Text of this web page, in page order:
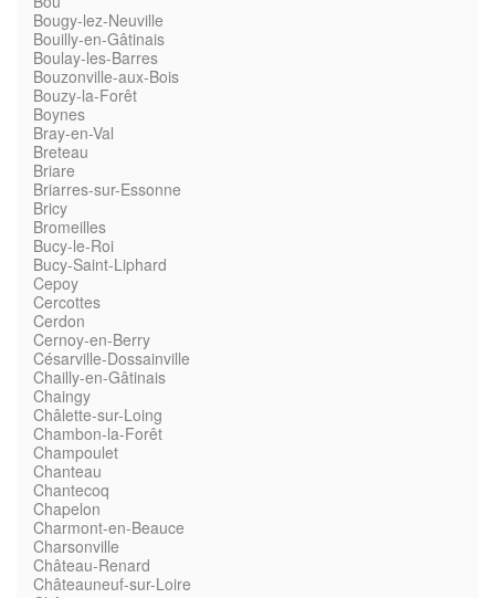
Bougy-lez-Neuville
Bouilly-en-Gâtinais
Boulay-les-Barres
Bouzonville-aux-Bois
Bouzy-la-Forêt
Boynes
Bray-en-Val
Breteau
Briare
Briarres-sur-Essonne
Bricy
Bromeilles
Bucy-le-Roi
Bucy-Saint-Liphard
Cepoy
Cercottes
Cerdon
Cernoy-en-Berry
Césarville-Dossainville
Chailly-en-Gâtinais
Chaingy
Châlette-sur-Loing
Chambon-la-Forêt
Champoulet
Chanteau
Chantecoq
Chapelon
Charmont-en-Beauce
Charsonville
Château-Renard
Châteauneuf-sur-Loire